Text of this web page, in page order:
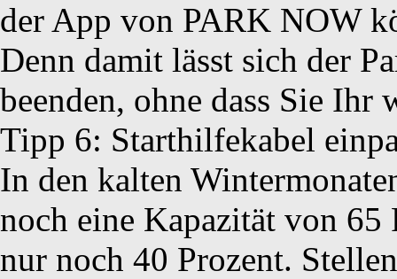
der App von PARK NOW
Denn damit lässt sich der
beenden, ohne dass Sie Ihr
Tipp 6: Starthilfekabel
In den kalten
noch eine Kapazität von 65
nur noch 40 Prozent.